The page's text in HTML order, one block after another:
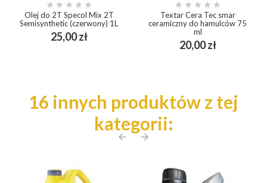
    
Olej do 2T Specol Mix 2T
Semisynthetic (czerwony) 1L
25,00 złCena
    
Textar Cera Tec smar
ceramiczny do hamulców 75
ml
20,00 złCena
16 innych produktów z tej
kategorii:
arrow_back arrow_forward